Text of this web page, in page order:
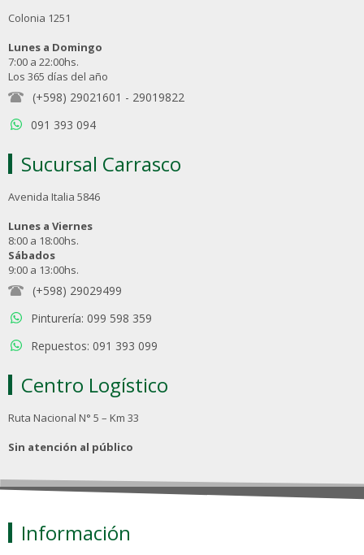
Colonia 1251
Lunes a Domingo
7:00 a 22:00hs.
Los 365 días del año
(+598) 29021601 - 29019822
091 393 094
Sucursal Carrasco
Avenida Italia 5846
Lunes a Viernes
8:00 a 18:00hs.
Sábados
9:00 a 13:00hs.
(+598) 29029499
Pinturería: 099 598 359
Repuestos: 091 393 099
Centro Logístico
Ruta Nacional N° 5 – Km 33
Sin atención al público
Información